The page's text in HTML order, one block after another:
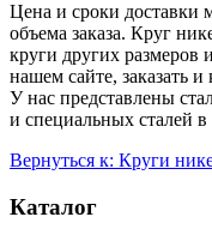
Цена и сроки доставки
объема заказа. Круг
круги других размеров
нашем сайте, заказать
У нас представлены
и специальных сталей
Вернуться к: Круги
Каталог